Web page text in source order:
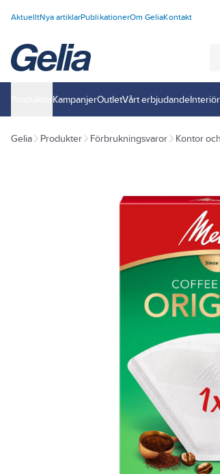
AktuelltNya artiklarPublikationerOm GeliaKontakt
KampanjerOutletVårt erbjudandeInteriör
Gelia Produkter Förbrukningsvaror Kontor